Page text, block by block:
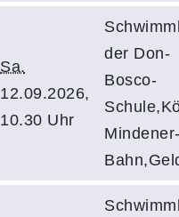
Sa.
12.09.2026,
10.30 Uhr
der Don-
Bosco-